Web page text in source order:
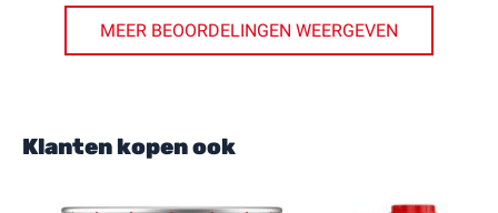
MEER BEOORDELINGEN WEERGEVEN
Klanten kopen ook